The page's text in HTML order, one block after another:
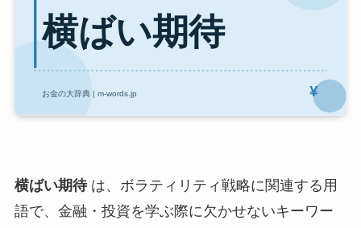
横ばい期待は、ボラティリティ戦略に関連する用
語で、金融・投資を学ぶ際に欠かせないキーワー